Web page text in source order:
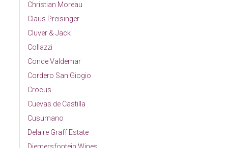
Christian Moreau
Claus Preisinger
Cluver & Jack
Collazzi
Conde Valdemar
Cordero San Giogio
Crocus
Cuevas de Castilla
Cusumano
Delaire Graff Estate